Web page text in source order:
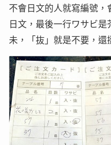
不會日文的人就寫編號，
日文，最後一行ワサビ
未，「抜」就是不要，還